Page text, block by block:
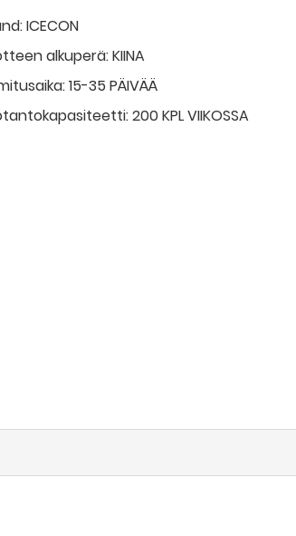
ICECON
alkuperä:KIINA
15-35 PÄIVÄÄ
200 KPL VIIKOSSA